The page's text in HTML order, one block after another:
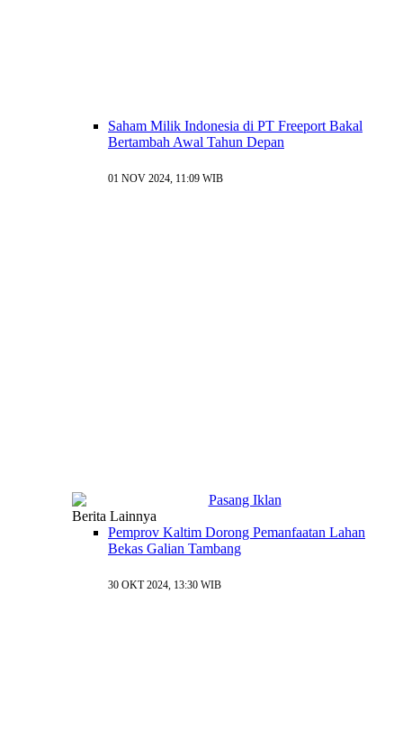
Saham Milik Indonesia di PT Freeport Bakal
Bertambah Awal Tahun Depan
01 NOV 2024, 11:09 WIB
Berita Lainnya
Pemprov Kaltim Dorong Pemanfaatan Lahan
Bekas Galian Tambang
30 OKT 2024, 13:30 WIB